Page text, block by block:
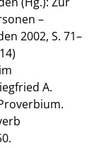
–
2002, S. 71–
A.